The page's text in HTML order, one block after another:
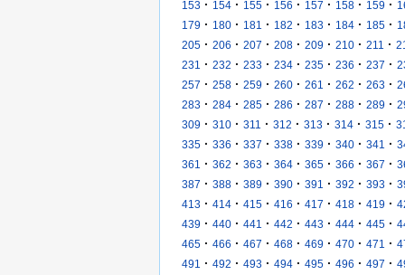
153 · 154 · 155 · 156 · 157 · 158 · 159 ·
179 · 180 · 181 · 182 · 183 · 184 · 185 ·
205 · 206 · 207 · 208 · 209 · 210 · 211 ·
231
· 232 · 233 · 234 · 235 · 236 · 237 ·
257 · 258 · 259 · 260 · 261 · 262 · 263 ·
283 · 284 · 285 · 286 · 287 · 288 · 289 ·
309 · 310 · 311 · 312 · 313 · 314 · 315 ·
335 · 336 · 337 · 338 · 339 · 340 · 341 ·
361
· 362 · 363 · 364 · 365 · 366 · 367 ·
387 · 388 · 389 · 390 · 391 · 392 · 393 ·
413 · 414 · 415 · 416 · 417 · 418 · 419 ·
439 · 440 · 441 · 442 · 443 · 444 · 445 ·
465 · 466 · 467 · 468 · 469 · 470 · 471 ·
491
· 492 · 493 · 494 · 495 · 496 · 497 ·